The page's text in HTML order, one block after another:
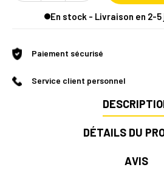
En stock - Livraison en 2-
Paiement sécurisé
Service client personnel
DÉTAILS DU
AVIS